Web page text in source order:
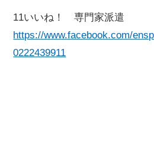
11いいね！ 専門家派遣
https://www.facebook.com/
0222439911